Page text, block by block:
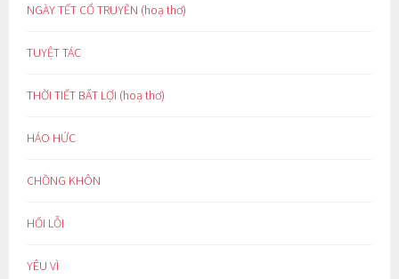
NGÀY TẾT CỔ TRUYỀN (hoạ thơ)
TUYỆT TÁC
THỜI TIẾT BẤT LỢI (hoạ thơ)
HÁO HỨC
CHỒNG KHÔN
HỐI LỖI
YÊU VÌ